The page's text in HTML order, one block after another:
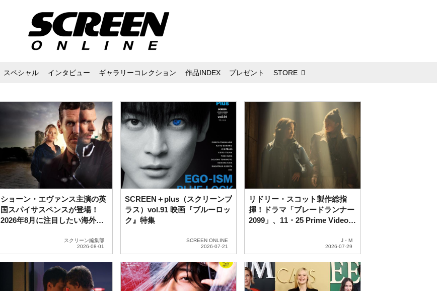
スペシャル インタビュー ギャラリーコレクション 作品INDEX プレゼント STORE
ショーン・エヴァンス主演の英
国スパイサスペンスが登場！
2026年8月に注目したい海外ド
スクリーン編集部
SCREEN＋plus（スクリーンプ
ラス）vol.91 映画『ブルーロッ
ク』特集
SCREEN ONLINE
リドリー・スコット製作総指
揮！ドラマ「ブレードランナー
2099」、11・25 Prime Videoよ
J・M